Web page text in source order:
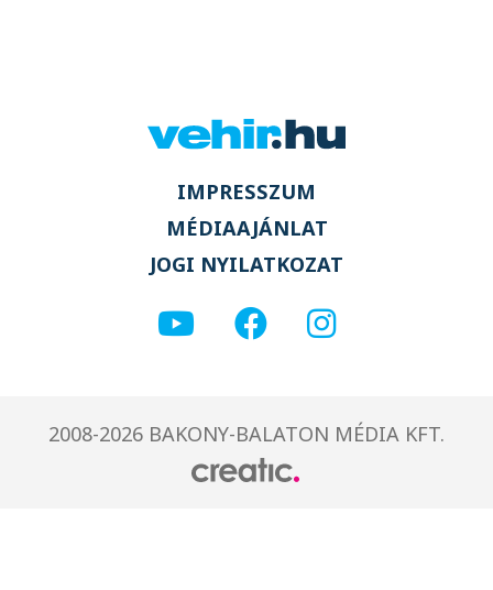
IMPRESSZUM
MÉDIAAJÁNLAT
JOGI NYILATKOZAT
2008-2026 BAKONY-BALATON MÉDIA KFT.